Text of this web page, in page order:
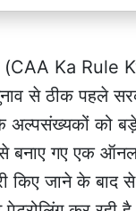
Ka Rule
से ठीक पहले
अल्पसंख्यकों को
बनाए गए एक
किए जाने के बाद